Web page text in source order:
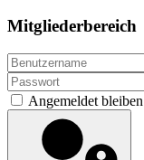
Mitgliederbereich
Angemeldet bleiben